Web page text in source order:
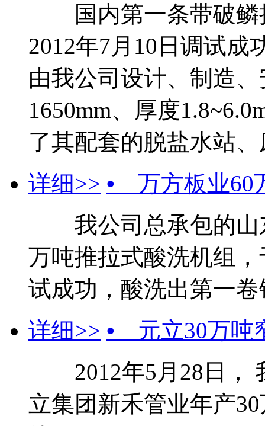
国内第一条带破鳞
2012年7月10日调试成
由我公司设计、制造
1650mm、厚度
了其配套的脱盐水站
详细>> • 万方板业60
我公司总承包的山
万吨推拉式酸洗机组
试成功，酸洗出第一
详细>> • 元立30万吨
2012年5月28日，
立集团新禾管业年产